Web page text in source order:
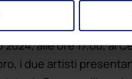
tra la musica e la
alle ore 17.00, al
i due artisti